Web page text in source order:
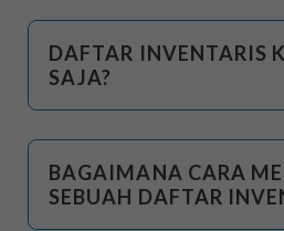
DAFTAR INVENTARIS
SAJA?
BAGAIMANA CARA
SEBUAH DAFTAR